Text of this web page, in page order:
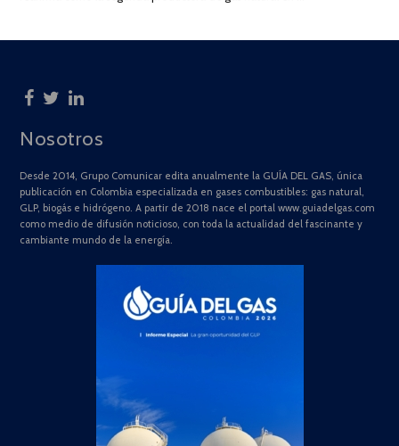
Nosotros
Desde 2014, Grupo Comunicar edita anualmente la GUÍA DEL GAS, única
publicación en Colombia especializada en gases combustibles: gas natural,
GLP, biogás e hidrógeno. A partir de 2018 nace el portal www.guiadelgas.com
como medio de difusión noticioso, con toda la actualidad del fascinante y
cambiante mundo de la energía.